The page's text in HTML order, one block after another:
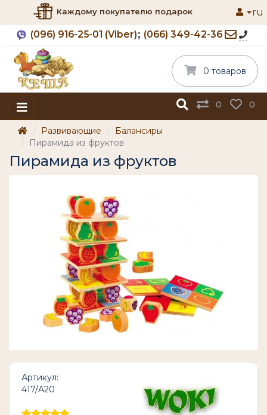
Каждому покупателю подарок
(096) 916-25-01 (Viber) (066) 349-42-36
ru
0 0
0 товаров
Развивающие
Балансиры
Пирамида из фруктов
Пирамида из фруктов
Артикул:
417/А20